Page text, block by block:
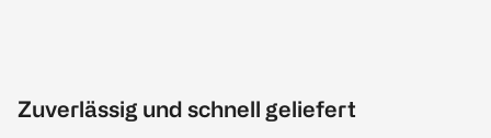
Zuverlässig und schnell geliefert